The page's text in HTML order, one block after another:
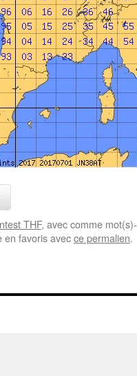
THF, avec comme
en favoris avecce permalien.